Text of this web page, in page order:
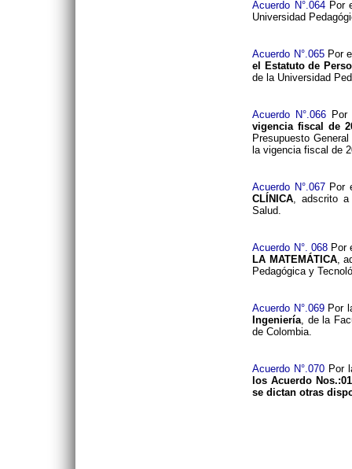
Acuerdo N°.064Por
Universidad
Acuerdo N°.065Por
el Estatuto de
de la Universidad
Acuerdo N°.066
vigencia fiscal de
Presupuesto
la vigencia fiscal de
Acuerdo N°.067Por
CLÍNICA , adscrito
Salud.
Acuerdo N°. 068Por
LA MATEMÁTICA,
Pedagógica y
Acuerdo N°.069Por
Ingeniería , de la
de Colombia.
Acuerdo N°.070 Por
los Acuerdo
se dictan otras